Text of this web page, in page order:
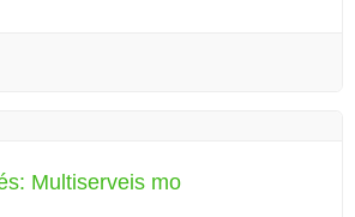
Multiserveis mo